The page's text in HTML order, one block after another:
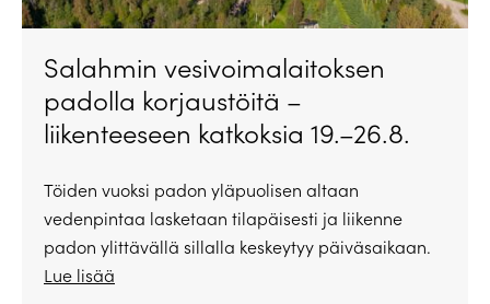
Salahmin vesivoimalaitoksen
padolla korjaustöitä –
liikenteeseen katkoksia 19.–26.8.
Töiden vuoksi padon yläpuolisen altaan
vedenpintaa lasketaan tilapäisesti ja liikenne
padon ylittävällä sillalla keskeytyy päiväsaikaan.
Lue lisää